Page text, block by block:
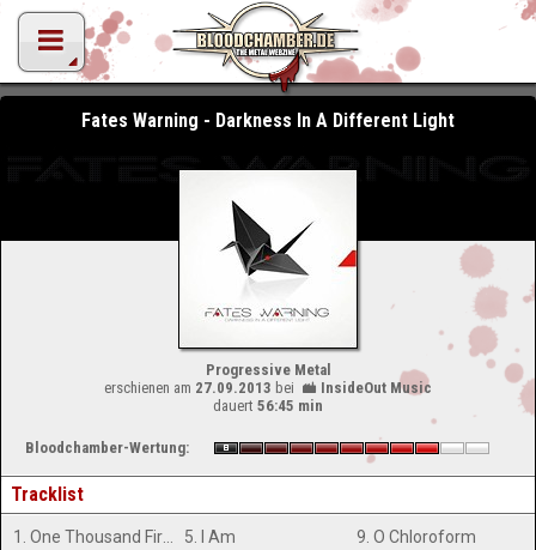
Fates Warning - Darkness In A Different Light
Progressive Metal
erschienen am 27.09.2013 bei
InsideOut Music
dauert 56:45 min
Bloodchamber-Wertung:
Tracklist
5. I Am
9. O Chloroform